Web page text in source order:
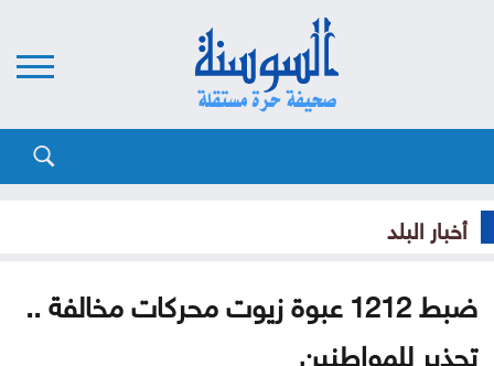
أخبار البلد
ضبط 1212 عبوة زيوت محركات مخالفة ..
تحذير للمواطنين